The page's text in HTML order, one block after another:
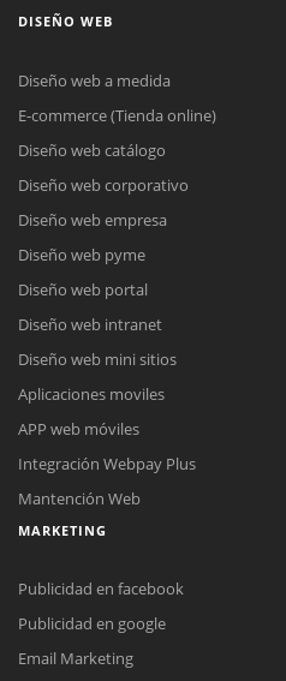
DISEÑO WEB
Diseño web a medida
E-commerce (Tienda online)
Diseño web catálogo
Diseño web corporativo
Diseño web empresa
Diseño web pyme
Diseño web portal
Diseño web intranet
Diseño web mini sitios
Aplicaciones moviles
APP web móviles
Integración Webpay Plus
Mantención Web
MARKETING
Publicidad en facebook
Publicidad en google
Email Marketing